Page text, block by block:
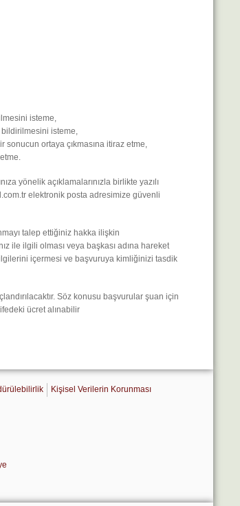
isteme,
bildirilmesini isteme,
ortaya çıkmasına itiraz etme,
yönelik açıklamalarınızla birlikte yazılı
elektronik posta adresimize güvenli
talep ettiğiniz hakka ilişkin
ile ilgili olması veya başkası adına hareket
içermesi ve başvuruya kimliğinizi tasdik
Söz konusu başvurular şuan için
ücret alınabilir
Kişisel Verilerin Korunması